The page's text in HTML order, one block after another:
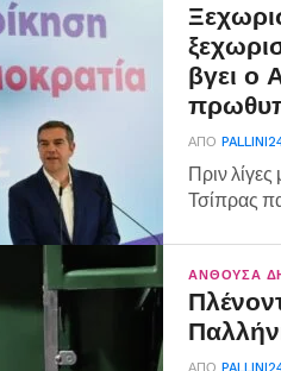
βγει ο
ΑΠΌ
Πριν
Τσίπρας
ΑΝΘΟΎΣΑ
ΑΠΌ